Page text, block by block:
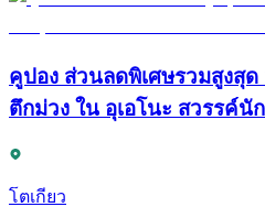
คูปอง ส่วนลดพิเศษรวมสูงสุด
ตึกม่วง ใน อุเอโนะ สวรรค์
โตเกียว